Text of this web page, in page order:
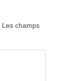
Les champs